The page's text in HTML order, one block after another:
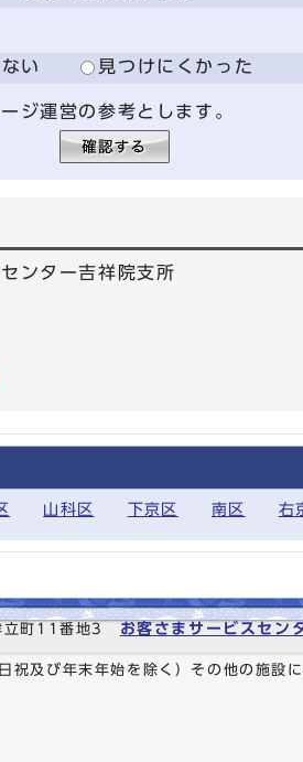
い 見つけにくかった
ジ運営の参考とします。
ンター吉祥院支所
山科区 下京区 南区 右
立町11番地3 お客さまサービスセン
及び年末年始を除く）その他の施設